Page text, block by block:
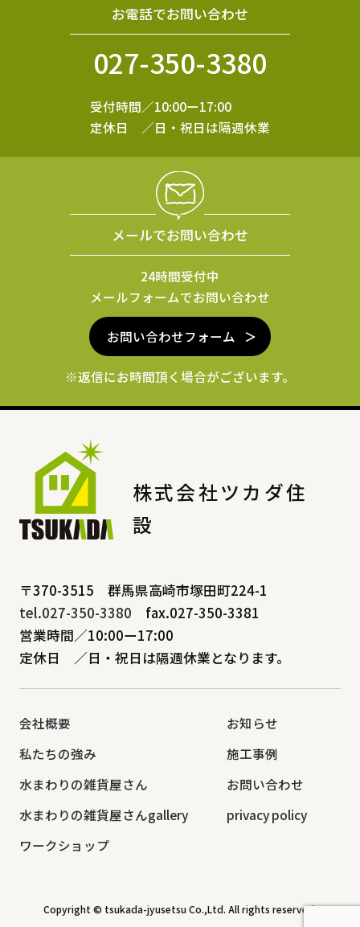
お電話でお問い合わせ
027-350-3380
受付時間／10:00ー17:00
定休日 ／日・祝日は隔週休業
メールでお問い合わせ
24時間受付中
メールフォームでお問い合わせ
お問い合わせフォーム
※返信にお時間頂く場合がございます。
株式会社ツカダ住
設
〒370-3515 群馬県高崎市塚田町224-1
tel.027-350-3380 fax.027-350-3381
営業時間／10:00ー17:00
定休日 ／日・祝日は隔週休業となります。
会社概要
私たちの強み
水まわりの雑貨屋さん
水まわりの雑貨屋さんgallery
ワークショップ
お知らせ
施工事例
お問い合わせ
privacy policy
Copyright © tsukada-jyusetsu Co.,Ltd. All rights reserved.